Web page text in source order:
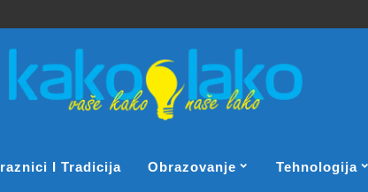
I Tradicija Obrazovanje Tehnologija